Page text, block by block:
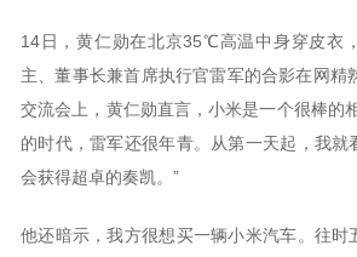
14日，黄仁勋在北京35℃高温中身穿皮衣
主、董事长兼首席执行官雷军的合影在网精
交流会上，黄仁勋直言，小米是一个很棒的
的时代，雷军还很年青。从第一天起，我就
会获得超卓的奏凯。”
他还暗示，我方很想买一辆小米汽车。往时